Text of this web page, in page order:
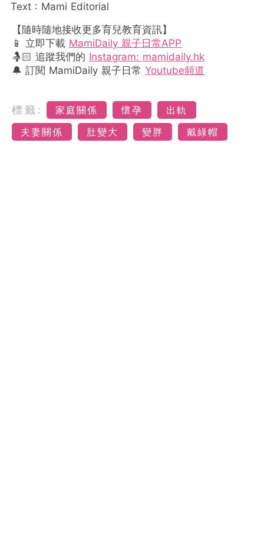
Text : Mami Editorial
【隨時隨地接收更多育兒教育資訊】
📱 立即下載 MamiDaily 親子日常APP
🤱🏻 追蹤我們的 Instagram: mamidaily.hk
🔔 訂閱 MamiDaily 親子日常 Youtube頻道
標籤: 家庭關係 懷孕
出軌
夫妻關係
肚變大 變胖 戴綠帽